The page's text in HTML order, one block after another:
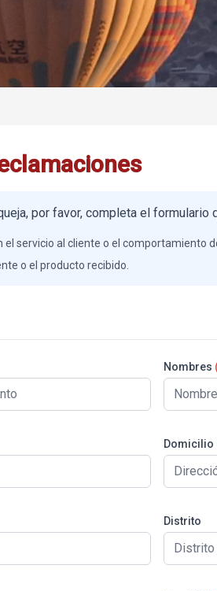
por favor, completa el formulario
servicio al cliente o el comportamiento
o el producto recibido.
Nombres
Domicilio
Distrito